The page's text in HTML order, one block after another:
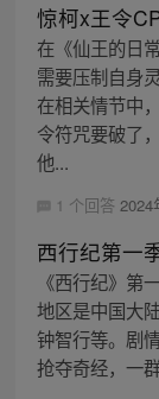
惊柯x王令
在《仙王的日
需要压制自身
在相关情节中
令符咒要破了
他...
1 个回答 2024
西行纪第一
《西行纪》第
地区是中国大
钟智行等。剧
抢夺奇经，一